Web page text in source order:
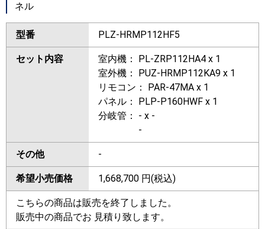
ネル
型番 PLZ-HRMP112HF5
セット内容
室内機： PL-ZRP112HA4 x 1
室外機： PUZ-HRMP112KA9 x 1
リモコン： PAR-47MA x 1
パネル： PLP-P160HWF x 1
分岐管： - x -
-
その他 -
希望小売価格 1,668,700 円(税込)
こちらの商品は販売を終了しました。
販売中の商品でお 見積り致します。